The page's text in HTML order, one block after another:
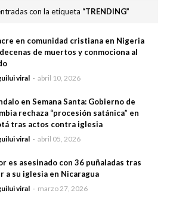
con la etiqueta TRENDING
en comunidad cristiana en Nigeria
de muertos y conmociona al
viral abril 10, 2026
en Semana Santa: Gobierno de
rechaza “procesión satánica” en
tras actos contra iglesia
viral abril 05, 2026
es asesinado con 36 puñaladas tras
a su iglesia en Nicaragua
viral marzo 27, 2026